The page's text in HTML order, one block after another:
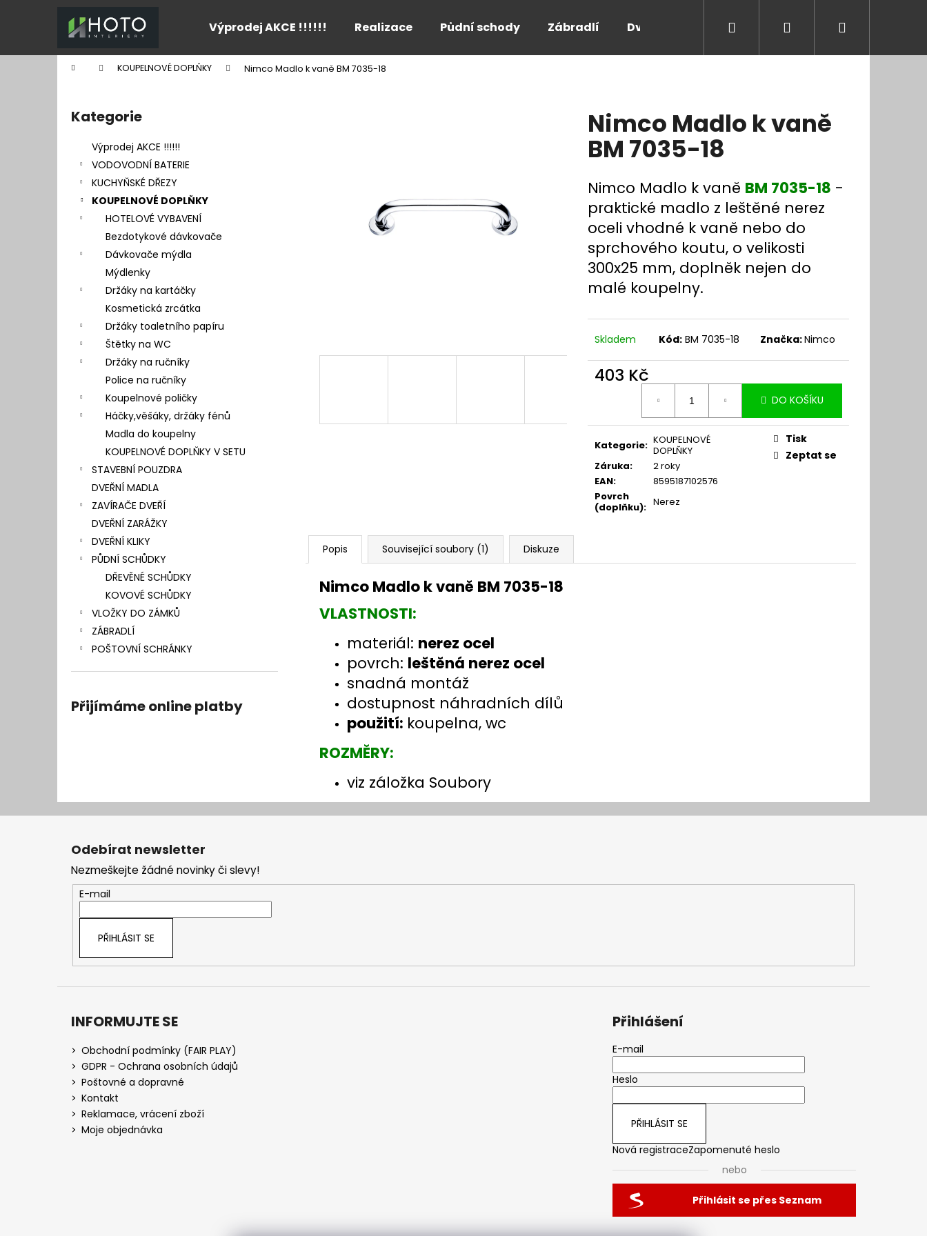
Výprodej AKCE !!!!!! Realizace Půdní schody Zábradlí Dveře a zárubně Kontakt Blog
Přihlášení
Domů KOUPELNOVÉ DOPLŇKY Nimco Madlo k vaně BM 7035-18
Přeskočit
kategorie
Kategorie
Výprodej AKCE !!!!!!
VODOVODNÍ BATERIE
KUCHYŇSKÉ DŘEZY
KOUPELNOVÉ DOPLŇKY
HOTELOVÉ VYBAVENÍ
Bezdotykové dávkovače
Dávkovače mýdla
Mýdlenky
Držáky na kartáčky
Kosmetická zrcátka
Držáky toaletního papíru
Štětky na WC
Držáky na ručníky
Police na ručníky
Koupelnové poličky
Háčky,věšáky, držáky fénů
Madla do koupelny
KOUPELNOVÉ DOPLŇKY V SETU
STAVEBNÍ POUZDRA
DVEŘNÍ MADLA
ZAVÍRAČE DVEŘÍ
DVEŘNÍ ZARÁŽKY
DVEŘNÍ KLIKY
PŮDNÍ SCHŮDKY
DŘEVĚNÉ SCHŮDKY
KOVOVÉ SCHŮDKY
VLOŽKY DO ZÁMKŮ
ZÁBRADLÍ
POŠTOVNÍ SCHRÁNKY
Přijímáme online platby
Nimco Madlo k vaně
BM 7035-18
Nimco Madlo k vaně BM 7035-18 -
praktické madlo z leštěné nerez
oceli vhodné k vaně nebo do
sprchového koutu, o velikosti
300x25 mm, doplněk nejen do
malé koupelny.
Skladem Kód: BM 7035-18 Značka:Nimco
403 Kč
DO KOŠÍKU
Kategorie: KOUPELNOVÉ
DOPLŇKY
Záruka:
2 roky
EAN:
8595187102576
Povrch
(doplňku): Nerez
Tisk
Zeptat se
Popis Související soubory (1) Diskuze
Nimco Madlo k vaně BM 7035-18
VLASTNOSTI:
materiál: nerez ocel
povrch: leštěná nerez ocel
snadná montáž
dostupnost náhradních dílů
použití: koupelna, wc
ROZMĚRY:
viz záložka Soubory
í
Zpět
do
Zpět
do
Co potřebujete najít?
Z
Odebírat newsletter
Nezmeškejte žádné novinky či slevy!
E-mail
PŘIHLÁSIT SE
INFORMUJTE SE
Obchodní podmínky (FAIR PLAY)
GDPR - Ochrana osobních údajů
Poštovné a dopravné
Kontakt
Reklamace, vrácení zboží
Moje objednávka
Přihlášení
E-mail
Heslo
PŘIHLÁSIT SE
Nová registraceZapomenuté heslo
nebo
Přihlásit se přes Seznam